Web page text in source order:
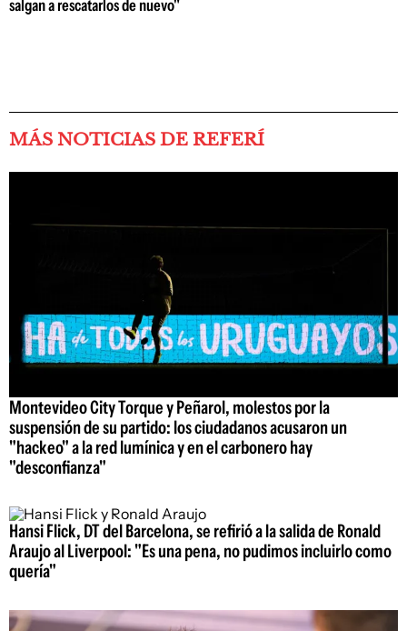
salgan a rescatarlos de nuevo"
MÁS NOTICIAS DE REFERÍ
Montevideo City Torque y Peñarol, molestos por la
suspensión de su partido: los ciudadanos acusaron un
"hackeo" a la red lumínica y en el carbonero hay
"desconfianza"
Hansi Flick, DT del Barcelona, se refirió a la salida de Ronald
Araujo al Liverpool: "Es una pena, no pudimos incluirlo como
quería"